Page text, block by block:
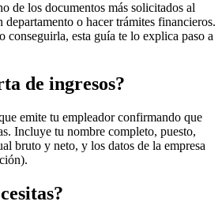
de los documentos más solicitados al
o hacer trámites financieros.
conseguirla, esta guía te lo explica paso a
de ingresos?
emite tu empleador confirmando que
Incluye tu nombre completo, puesto,
bruto y neto, y los datos de la empresa